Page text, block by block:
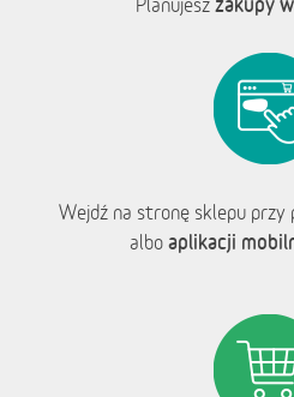
Planujesz
Wejdź na stronę sklepu przy
albo aplikacji